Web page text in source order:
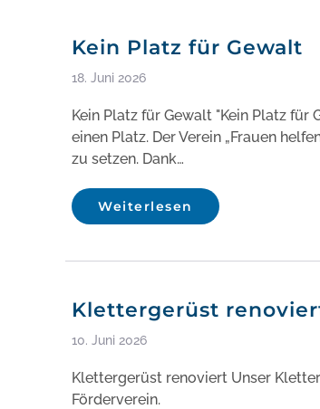
Kein Platz für Gewalt
18. Juni 2026
Kein Platz für Gewalt "Kein Platz
einen Platz. Der Verein „Frauen
zu setzen. Dank…
Weiterlesen
Klettergerüst
10. Juni 2026
Klettergerüst renoviert Unser
Förderverein.